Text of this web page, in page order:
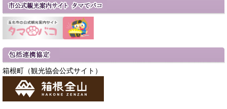
箱根町（観光協会公式サイト）